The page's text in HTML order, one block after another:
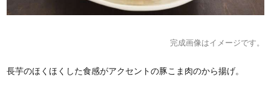
完成画像はイメージです。
長芋のほくほくした食感がアクセントの豚こま肉のから揚げ。